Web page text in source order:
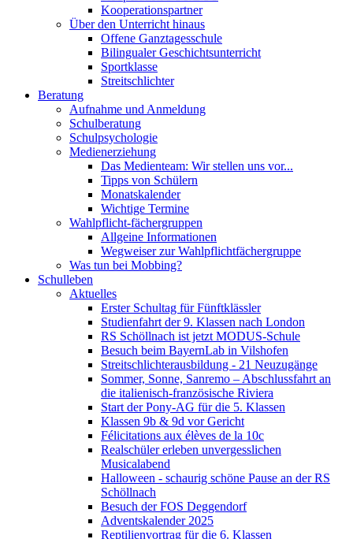
Kooperationspartner
Über den Unterricht hinaus
Offene Ganztagesschule
Bilingualer Geschichtsunterricht
Sportklasse
Streitschlichter
Beratung
Aufnahme und Anmeldung
Schulberatung
Schulpsychologie
Medienerziehung
Das Medienteam: Wir stellen uns vor...
Tipps von Schülern
Monatskalender
Wichtige Termine
Wahlpflicht-fächergruppen
Allgeine Informationen
Wegweiser zur Wahlpflichtfächergruppe
Was tun bei Mobbing?
Schulleben
Aktuelles
Erster Schultag für Fünftklässler
Studienfahrt der 9. Klassen nach London
RS Schöllnach ist jetzt MODUS-Schule
Besuch beim BayernLab in Vilshofen
Streitschlichterausbildung - 21 Neuzugänge
Sommer, Sonne, Sanremo – Abschlussfahrt an
die italienisch-französische Riviera
Start der Pony-AG für die 5. Klassen
Klassen 9b & 9d vor Gericht
Félicitations aux élèves de la 10c
Realschüler erleben unvergesslichen
Musicalabend
Halloween - schaurig schöne Pause an der RS
Schöllnach
Besuch der FOS Deggendorf
Adventskalender 2025
Reptilienvortrag für die 6. Klassen